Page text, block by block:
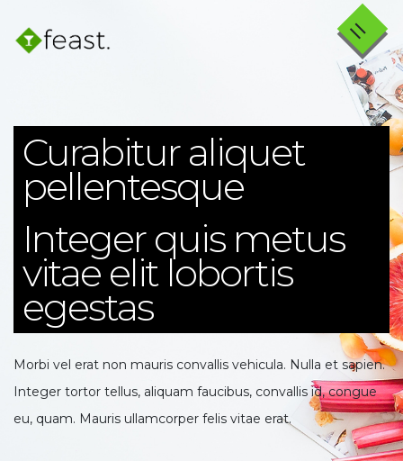
×
=
Curabitur aliquet
pellentesque
Integer quis metus
vitae elit lobortis
egestas
Morbi vel erat non mauris convallis vehicula. Nulla et sapien.
Integer tortor tellus, aliquam faucibus, convallis id, congue
eu, quam. Mauris ullamcorper felis vitae erat.